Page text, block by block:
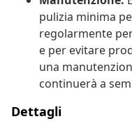
pulizia minima
regolarmente
e per evitare
una
continuerà a
Dettagli